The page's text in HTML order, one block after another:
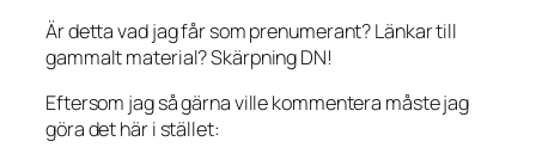
Är detta vad jag får som prenumerant? Länkar till
gammalt material? Skärpning DN!
Eftersom jag så gärna ville kommentera måste jag
göra det här i stället: